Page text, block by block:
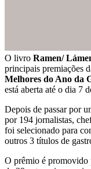
O livro Ramen/
principais premiações
Melhores do Ano da
está aberta até o dia 7
Depois de passar por
por 194 jornalistas,
foi selecionado para
outros 3 títulos de
O prêmio é promovido